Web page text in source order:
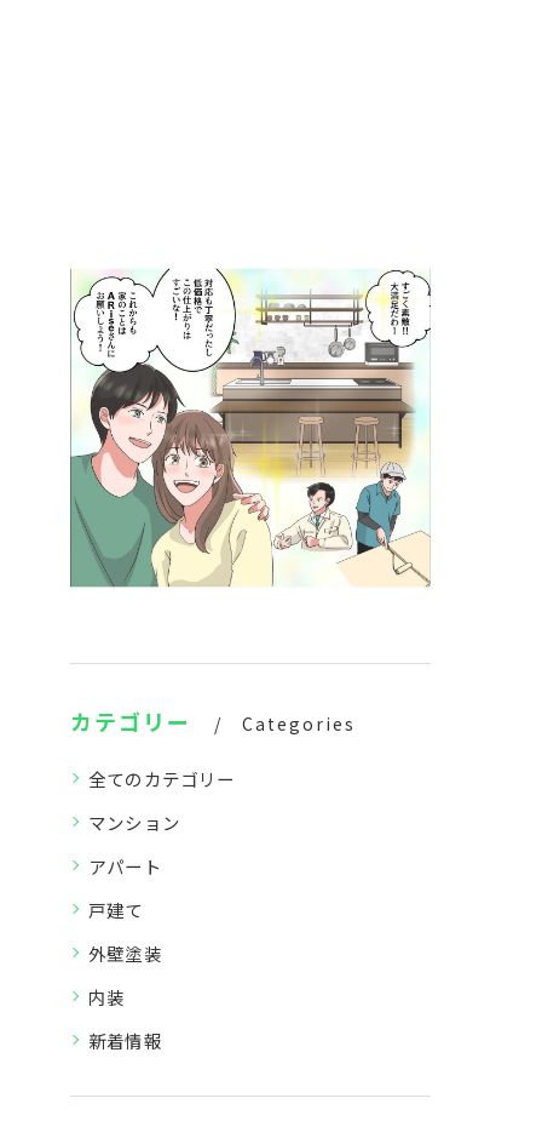
カテゴリー Categories
全てのカテゴリー
マンション
アパート
戸建て
外壁塗装
内装
新着情報